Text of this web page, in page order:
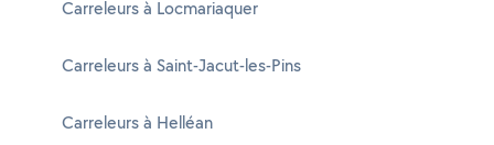
Carreleurs à Locmariaquer
Carreleurs à Saint-Jacut-les-Pins
Carreleurs à Helléan